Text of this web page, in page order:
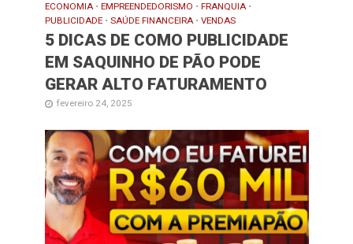
ECONOMIA • EMPREENDEDORISMO • FRANQUIA •
PUBLICIDADE • SAÚDE FINANCEIRA • VENDAS
5 DICAS DE COMO PUBLICIDADE
EM SAQUINHO DE PÃO PODE
GERAR ALTO FATURAMENTO
fevereiro 24, 2025